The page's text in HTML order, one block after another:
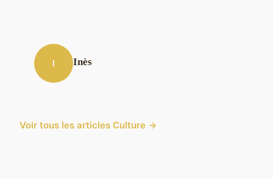
I Inès
Voir tous les articles Culture →